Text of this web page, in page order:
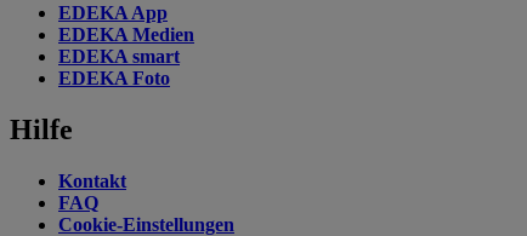
EDEKA App
EDEKA Medien
EDEKA smart
EDEKA Foto
Hilfe
Kontakt
FAQ
Cookie-Einstellungen